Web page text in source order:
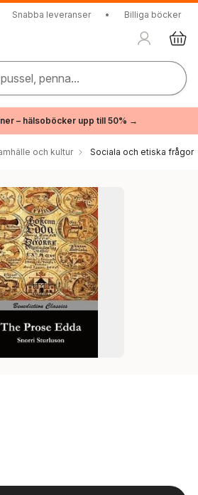
Snabba leveranser • Billiga böcker
penna...
– hälsoböcker upp till 50% →
och kultur Sociala och etiska frågor